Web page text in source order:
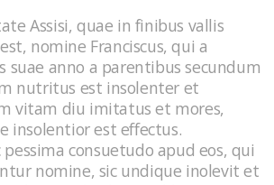
Assisi, quae in finibus vallis
nomine Franciscus, qui a
suae anno a parentibus secundum
nutritus est insolenter et
vitam diu imitatus et mores,
insolentior est effectus.
consuetudo apud eos, qui
nomine, sic undique inolevit et